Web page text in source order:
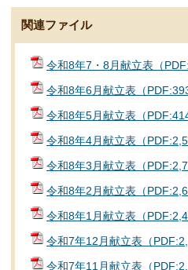
関連ファイル
令和8年7・8月献立表（
令和8年6月献立表（PDF:393
令和8年5月献立表（PDF:414
令和8年4月献立表（
令和8年3月献立表（
令和8年2月献立表（
令和8年1月献立表（
令和7年12月献立表（
令和7年11月献立表（